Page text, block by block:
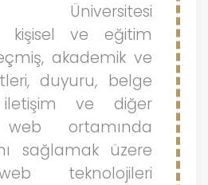
Üniversitesi
kişisel ve eğitim
akademik ve
duyuru, belge
iletişim ve diğer
web ortamında
sağlamak üzere
teknolojileri